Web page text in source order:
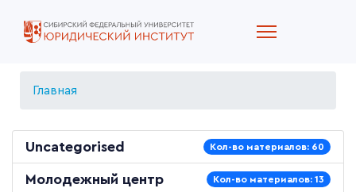
Главная
Uncategorised Кол-во материалов: 60
Молодежный центр Кол-во материалов: 13